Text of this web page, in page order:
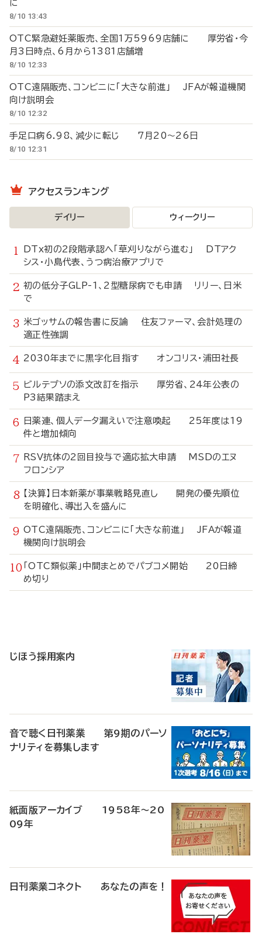
に
8/10 13:43
OTC緊急避妊薬販売、全国1万5969店舗に 厚労省・今
月3日時点、6月から1381店舗増
8/10 12:33
OTC遠隔販売、コンビニに「大きな前進」 JFAが報道機関
向け説明会
8/10 12:32
手足口病6.98、減少に転じ 7月20～26日
8/10 12:31
アクセスランキング
デイリー ウィークリー
DTx初の2段階承認へ「草刈りながら進む」 DTアク
シス・小島代表、うつ病治療アプリで
初の低分子GLP-1、2型糖尿病でも申請 リリー、日米
で
米ゴッサムの報告書に反論 住友ファーマ、会計処理の
適正性強調
2030年までに黒字化目指す オンコリス・浦田社長
ビルテプソの添文改訂を指示 厚労省、24年公表の
P3結果踏まえ
日薬連、個人データ漏えいで注意喚起 25年度は19
件と増加傾向
RSV抗体の2回目投与で適応拡大申請 MSDのエヌ
フロンシア
【決算】日本新薬が事業戦略見直し 開発の優先順位
を明確化、導出入を盛んに
OTC遠隔販売、コンビニに「大きな前進」 JFAが報道
機関向け説明会
「OTC類似薬」中間まとめでパブコメ開始 20日締
め切り
じほう採用案内
音で聴く日刊薬業 第9期のパーソ
ナリティを募集します
紙面版アーカイブ 1958年～20
09年
日刊薬業コネクト あなたの声を！